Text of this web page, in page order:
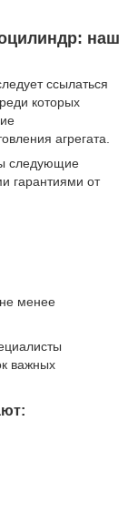
наш
ссылаться
которых
агрегата.
следующие
гарантиями от
менее
важных